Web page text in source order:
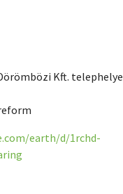
Kft. telephelye
earth/d/1rchd-